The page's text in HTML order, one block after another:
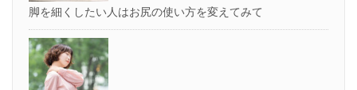
脚を細くしたい人はお尻の使い方を変えてみて